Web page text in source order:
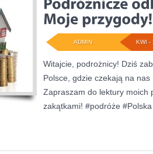
KWI -
ADMIN
Witajcie, podrożnicy! Dziś
Polsce, gdzie czekają na
Zapraszam do lektury moich
zakątkami! #podróże